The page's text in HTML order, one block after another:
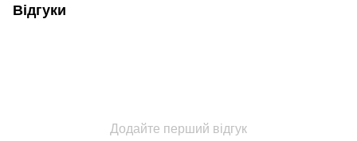
Відгуки
Додайте перший відгук